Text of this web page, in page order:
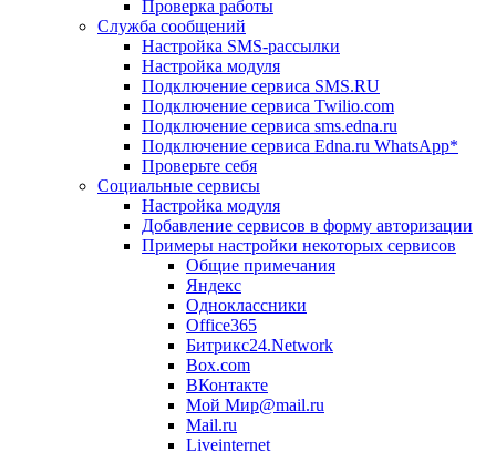
Проверка работы
Служба сообщений
Настройка SMS-рассылки
Настройка модуля
Подключение сервиса SMS.RU
Подключение сервиса Twilio.com
Подключение сервиса sms.edna.ru
Подключение сервиса Edna.ru WhatsApp*
Проверьте себя
Социальные сервисы
Настройка модуля
Добавление сервисов в форму авторизации
Примеры настройки некоторых сервисов
Общие примечания
Яндекс
Одноклассники
Office365
Битрикс24.Network
Box.com
ВКонтакте
Мой Мир@mail.ru
Mail.ru
Liveinternet